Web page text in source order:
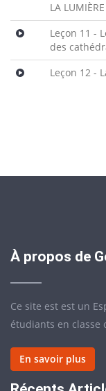
LA
Leçon 11 -
des
Leçon 12 -
À propos de
Ce site est est un
étudiants en classe
En savoir plus